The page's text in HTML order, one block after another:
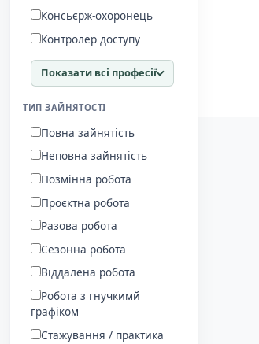
Консьєрж-охоронець
Контролер доступу
Показати всі професії
ТИП ЗАЙНЯТОСТІ
Повна зайнятість
Неповна зайнятість
Позмінна робота
Проєктна робота
Разова робота
Сезонна робота
Віддалена робота
Робота з гнучкимй
графіком
Стажування / практика